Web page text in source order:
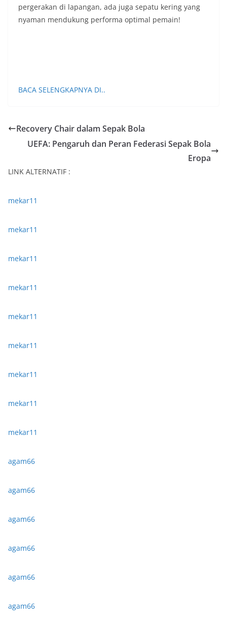
pergerakan di lapangan, ada juga sepatu kering yang
nyaman mendukung performa optimal pemain!
BACA SELENGKAPNYA DI..
Recovery Chair dalam Sepak Bola
UEFA: Pengaruh dan Peran Federasi Sepak Bola
Eropa
LINK ALTERNATIF :
mekar11
mekar11
mekar11
mekar11
mekar11
mekar11
mekar11
mekar11
mekar11
agam66
agam66
agam66
agam66
agam66
agam66